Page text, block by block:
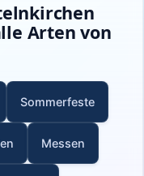
Arten von
Sommerfeste
Messen